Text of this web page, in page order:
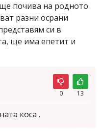
почива на родното
разни осрани
си в
ще има епетит и
0 13
коса .